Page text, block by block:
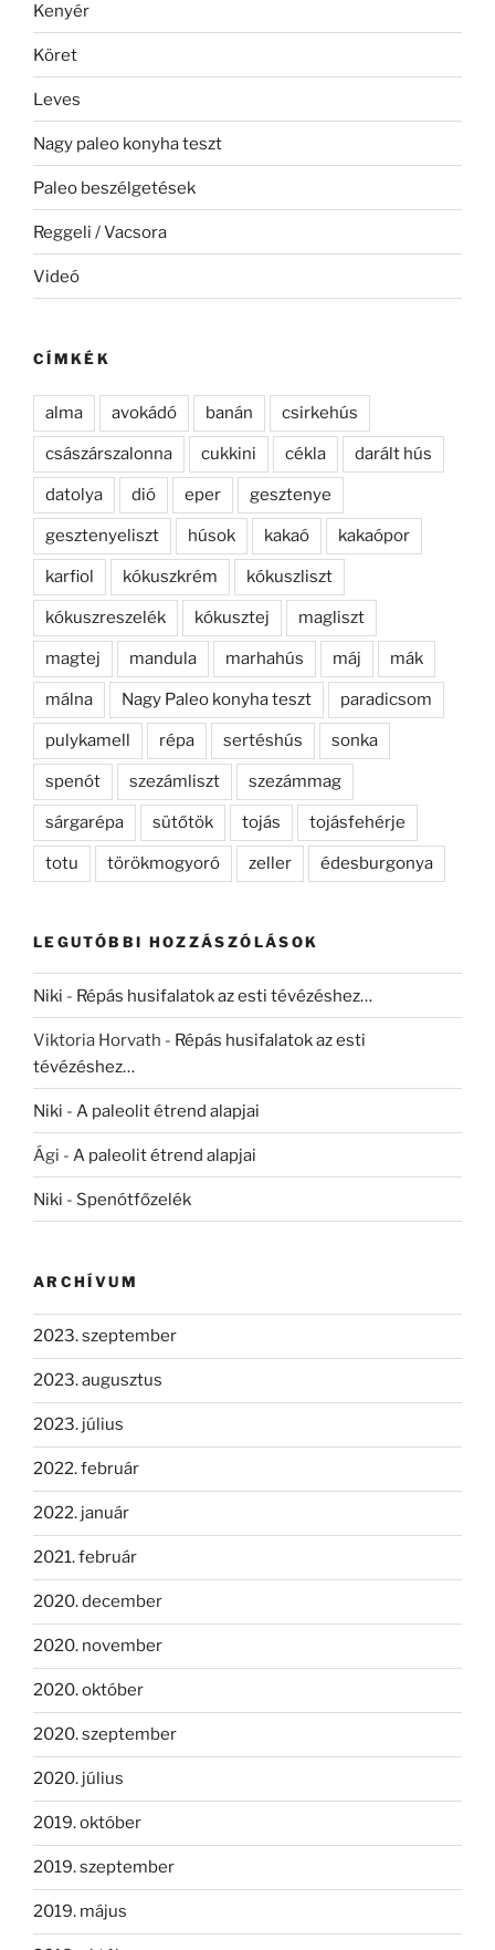
Kenyér
Köret
Leves
Nagy paleo konyha teszt
Paleo beszélgetések
Reggeli / Vacsora
Videó
CÍMKÉK
alma avokádó banán csirkehús
császárszalonna cukkini cékla darált hús
datolya dió eper gesztenye
gesztenyeliszt húsok kakaó kakaópor
karfiol kókuszkrém kókuszliszt
kókuszreszelék kókusztej magliszt
magtej mandula marhahús máj mák
málna Nagy Paleo konyha teszt paradicsom
pulykamell répa sertéshús sonka
spenót szezámliszt szezámmag
sárgarépa sütőtök tojás tojásfehérje
totu törökmogyoró zeller édesburgonya
LEGUTÓBBI HOZZÁSZÓLÁSOK
Niki - Répás husifalatok az esti tévézéshez…
Viktoria Horvath - Répás husifalatok az esti
tévézéshez…
Niki - A paleolit étrend alapjai
Ági - A paleolit étrend alapjai
Niki - Spenótfőzelék
ARCHÍVUM
2023. szeptember
2023. augusztus
2023. július
2022. február
2022. január
2021. február
2020. december
2020. november
2020. október
2020. szeptember
2020. július
2019. október
2019. szeptember
2019. május